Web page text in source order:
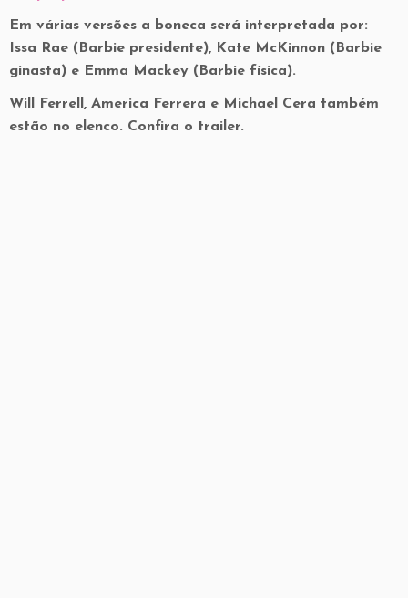
Em várias versões a boneca será interpretada por:
Issa Rae (Barbie presidente), Kate McKinnon (Barbie
ginasta) e Emma Mackey (Barbie física).
Will Ferrell, America Ferrera e Michael Cera também
estão no elenco. Confira o trailer.